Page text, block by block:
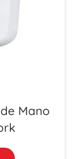
Mano